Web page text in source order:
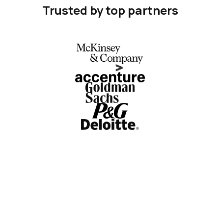
Trusted by top partners